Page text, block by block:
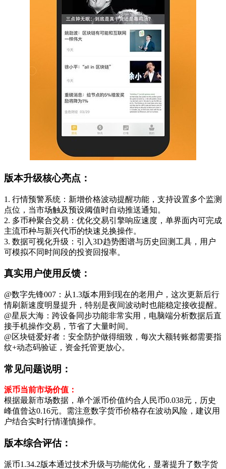
版本升级核心亮点：
1. 行情预警系统：新增价格波动提醒功能，支持设置多个监测
点位，当市场触及预设阈值时自动推送通知。
2. 多币种聚合交易：优化交易引擎响应速度，单界面内可完成
主流币种与新兴代币的快速兑换操作。
3. 数据可视化升级：引入3D趋势图谱与历史回测工具，用户
可模拟不同时间段的投资回报率。
真实用户使用反馈：
@数字先锋007：从1.3版本用到现在的老用户，这次更新后行
情刷新速度明显提升，特别是夜间波动时也能稳定接收提醒。
@星辰大海：跨设备同步功能非常实用，电脑端分析数据后直
接手机操作交易，节省了大量时间。
@区块链爱好者：安全防护做得细致，每次大额转账都需要指
纹+动态码验证，资金托管更放心。
常见问题说明：
派币当前市场价值：
根据最新市场数据，单个派币价值约合人民币0.038元，历史
峰值曾达0.16元。需注意数字货币价格存在波动风险，建议用
户结合实时行情谨慎操作。
版本综合评估：
派币1.34.2版本通过技术升级与功能优化，显著提升了数字货